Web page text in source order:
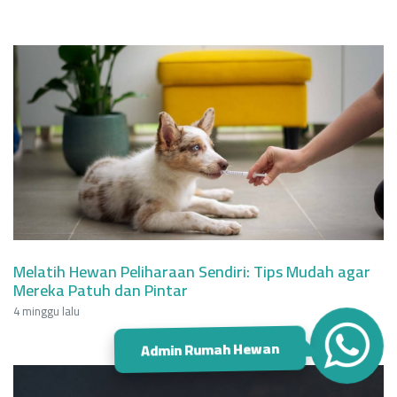
Melatih Hewan Peliharaan Sendiri: Tips Mudah agar
Mereka Patuh dan Pintar
4 minggu lalu
Admin Rumah Hewan